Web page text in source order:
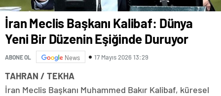
İran Meclis Başkanı Kalibaf: Dünya
Yeni Bir Düzenin Eşiğinde Duruyor
ABONE OL News 17 Mayıs 2026 13:29
TAHRAN / TEKHA
İran Meclis Başkanı Muhammed Bakır Kalibaf, küresel